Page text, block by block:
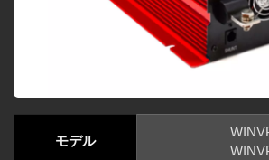
モデル